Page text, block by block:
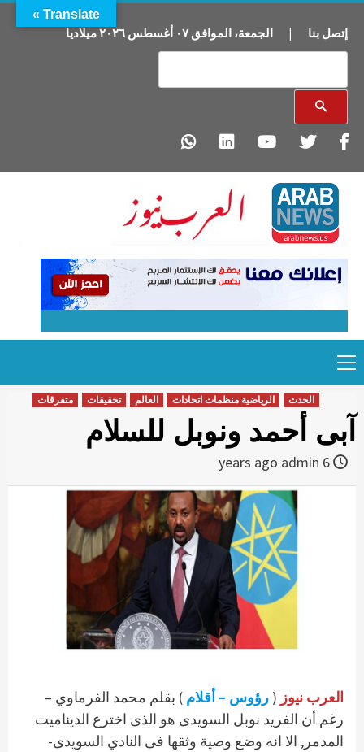
إتصل بنا | الجمعة، الموافق٠٧ أغسطس ٢٠٢٦ميلاديا
to
content
Menu
الحدث الرياضية منظمات اتحادات العالم تحقيقات متفرقات
آبى أحمد ونوبل للسلام
admin
العرب نيوز ( رؤوس – أقلام ) بقلم محمد الفرماوي –
رغم أن الفريد نوبل السويدى هو الذى اخترع الديناميت
المدمر, الا انه وضع وصية وثقها فى النادي السويدى-
Translate »